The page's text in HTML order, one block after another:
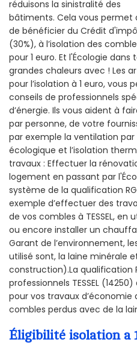
réduisons la sinistralité des
bâtiments. Cela vous permet
de bénéficier du Crédit
(30%), à l’isolation des
pour 1 euro. Et l'Écologie dans
grandes chaleurs avec ! Les
pour l’isolation à 1 euro,
conseils de professionnels
d’énergie. Ils vous aident à
par personne, de votre
par exemple la ventilation par
écologique et l’isolation
travaux : Effectuer la
logement en passant par
système de la qualification
exemple d’effectuer des
de vos combles à TESSEL,
ou encore installer un
Garant de l’environnement,
utilisé sont, la laine minérale
construction).La qualification
professionnels TESSEL
pour vos travaux d’économie
combles perdus avec de la
Éligibilité isolation a